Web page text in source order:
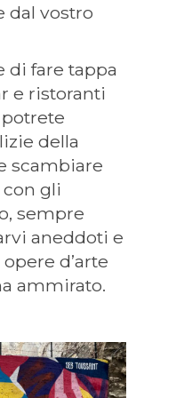
dal vostro
di fare tappa
e ristoranti
della
scambiare
gli
sempre
aneddoti e
d’arte
ammirato.